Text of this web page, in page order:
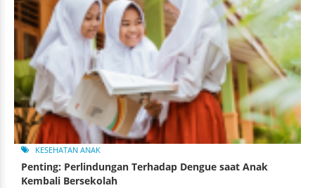
KESEHATAN ANAK
Penting: Perlindungan Terhadap Dengue saat Anak
Kembali Bersekolah